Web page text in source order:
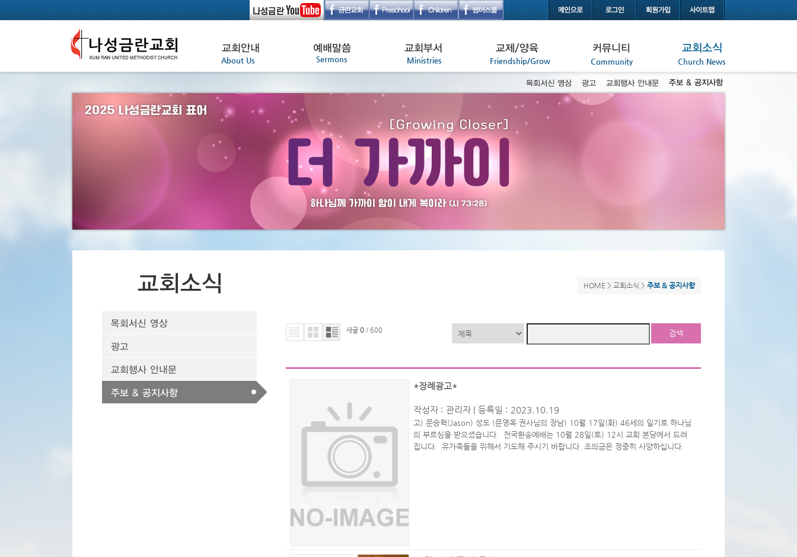
HOME >교회소식>주보 & 공지사항
새글 0 / 600 검색
*장례광고*
작성자 : 관리자| 등록일 : 2023.10.19
고) 문승혁(Jason) 성도 (문영옥 권사님의 장남) 10월 17일(화) 46세의 일기로 하나님
의 부르심을 받으셨습니다. 천국환송예배는 10월 28일(토) 12시 교회 본당에서 드려
집니다. 유가족들을 위해서 기도해 주시기 바랍니다. 조의금은 정중히 사양하십니다.